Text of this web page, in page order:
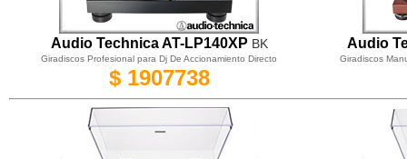
Audio Technica AT-LP140X P BK Audio
Giradiscos Profesional para Dj De Accionamiento Directo Giradiscos
$ 1907738